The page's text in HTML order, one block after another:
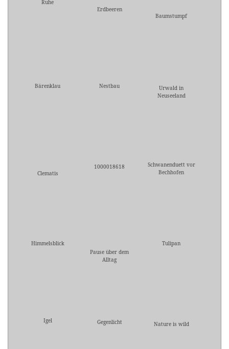
Ruhe
Erdbeeren
Baumstumpf
Bärenklau Nestbau
Urwald in
Neuseeland
Clematis
1000018618
Schwanenduett vor
Bechhofen
Himmelsblick
Pause über dem
Alltag
Tulipan
Igel Gegenlicht Nature is wild